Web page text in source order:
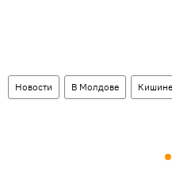
Новости В Молдове